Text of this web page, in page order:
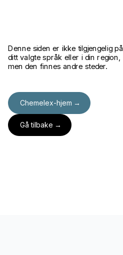
Denne siden er ikke tilgjengelig på
ditt valgte språk eller i din region,
men den finnes andre steder.
Chemelex-hjem
Gå tilbake